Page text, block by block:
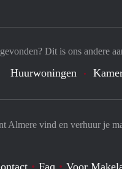
Almere vind en verhuur je
Faq Voor
Dit is ons andere
Huurwoningen